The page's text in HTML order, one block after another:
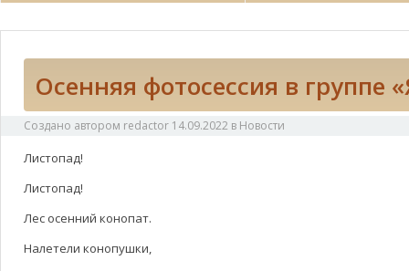
Осенняя фотосессия в группе
Создано автором redactor 14.09.2022 в Новости
Листопад!
Листопад!
Лес осенний конопат.
Налетели конопушки,